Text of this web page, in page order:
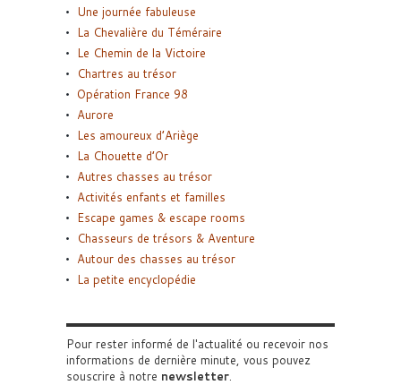
Une journée fabuleuse
La Chevalière du Téméraire
Le Chemin de la Victoire
Chartres au trésor
Opération France 98
Aurore
Les amoureux d’Ariège
La Chouette d’Or
Autres chasses au trésor
Activités enfants et familles
Escape games & escape rooms
Chasseurs de trésors & Aventure
Autour des chasses au trésor
La petite encyclopédie
Pour rester informé de l'actualité ou recevoir nos
informations de dernière minute, vous pouvez
souscrire à notre newsletter.